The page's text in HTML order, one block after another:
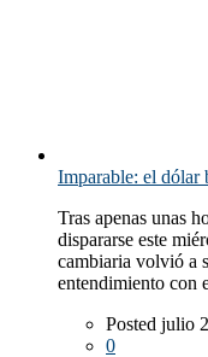
Imparable: el dólar
Tras apenas unas
dispararse este
cambiaria volvió a
entendimiento con
Posted julio
0